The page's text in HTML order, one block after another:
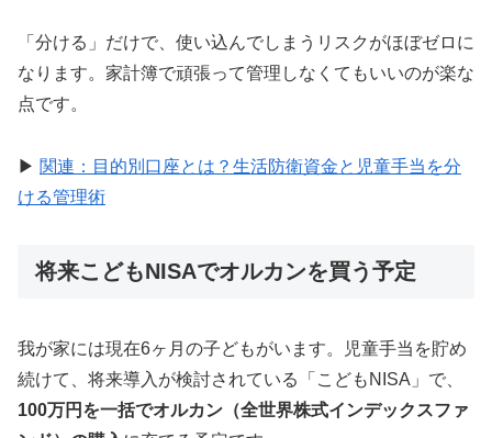
「分ける」だけで、使い込んでしまうリスクがほぼゼロに
なります。家計簿で頑張って管理しなくてもいいのが楽な
点です。
▶ 関連：目的別口座とは？生活防衛資金と児童手当を分
ける管理術
将来こどもNISAでオルカンを買う予定
我が家には現在6ヶ月の子どもがいます。児童手当を貯め
続けて、将来導入が検討されている「こどもNISA」で、
100万円を一括でオルカン（全世界株式インデックスファ